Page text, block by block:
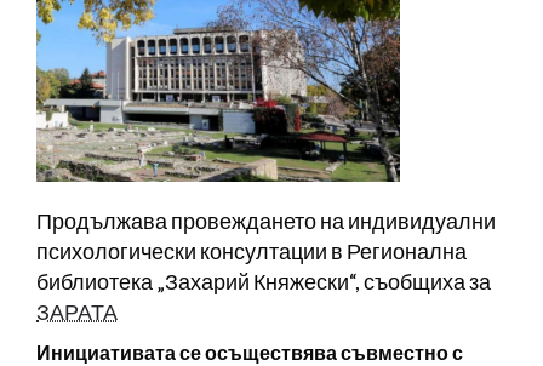
Продължава провеждането на индивидуални
психологически консултации в Регионална
библиотека „Захарий Княжески“, съобщиха за
ЗАРАТА
Инициативата се осъществява съвместно с